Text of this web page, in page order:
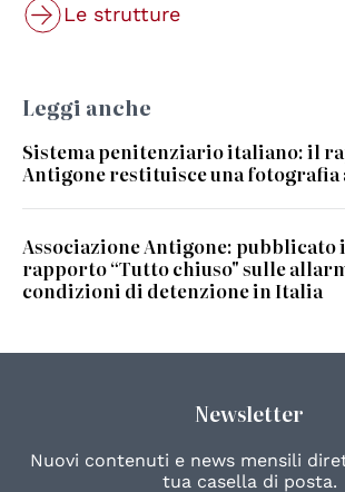
Le strutture
Leggi anche
Sistema penitenziario italiano: il
Antigone restituisce una
Associazione Antigone: pubblicato
rapporto “Tutto chiuso" sulle
condizioni di detenzione in Italia
Newsletter
Nuovi contenuti e news mensili
tua casella di posta.